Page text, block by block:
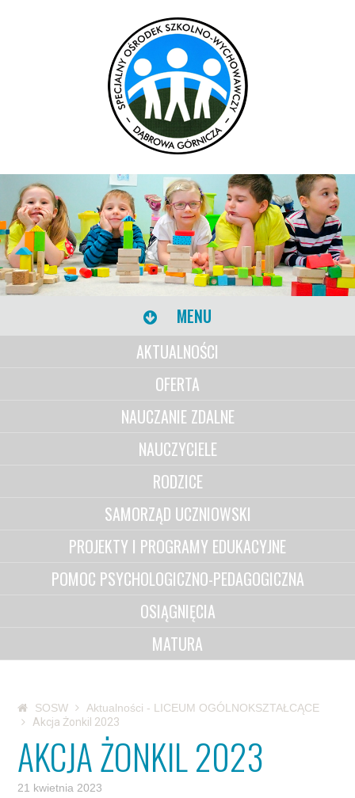
MENU
AKTUALNOŚCI
OFERTA
NAUCZANIE ZDALNE
NAUCZYCIELE
RODZICE
SAMORZĄD UCZNIOWSKI
PROJEKTY I PROGRAMY EDUKACYJNE
POMOC PSYCHOLOGICZNO-PEDAGOGICZNA
OSIĄGNIĘCIA
MATURA
SOSW
Aktualności - LICEUM OGÓLNOKSZTAŁCĄCE
Akcja Żonkil 2023
AKCJA ŻONKIL 2023
21 kwietnia 2023